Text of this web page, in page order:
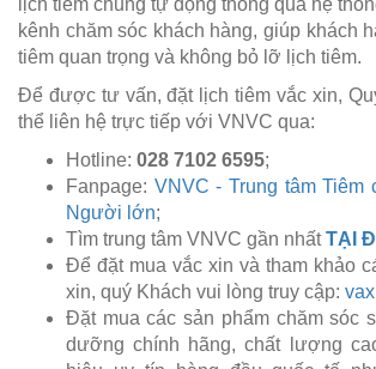
lịch tiêm chủng tự động thông qua hệ
kênh chăm sóc khách hàng, giúp khách
tiêm quan trọng và không bỏ lỡ lịch tiêm.
Để được tư vấn, đặt lịch tiêm vắc xin,
thể liên hệ trực tiếp với VNVC qua:
Hotline: 028 7102 6595;
Fanpage: VNVC - Trung tâm Tiêm
Người lớn;
Tìm trung tâm VNVC gần nhấtTẠI
Để đặt mua vắc xin và tham khảo
xin, quý Khách vui lòng truy cập:
Đặt mua các sản phẩm chăm sóc
dưỡng chính hãng, chất lượng